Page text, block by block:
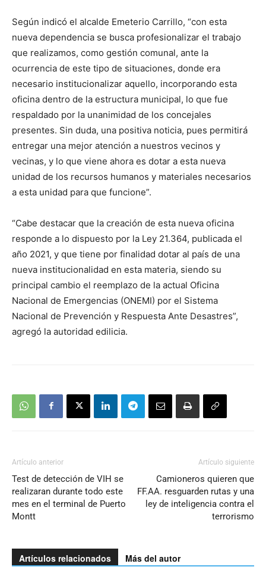
Según indicó el alcalde Emeterio Carrillo, “con esta
nueva dependencia se busca profesionalizar el trabajo
que realizamos, como gestión comunal, ante la
ocurrencia de este tipo de situaciones, donde era
necesario institucionalizar aquello, incorporando esta
oficina dentro de la estructura municipal, lo que fue
respaldado por la unanimidad de los concejales
presentes. Sin duda, una positiva noticia, pues permitirá
entregar una mejor atención a nuestros vecinos y
vecinas, y lo que viene ahora es dotar a esta nueva
unidad de los recursos humanos y materiales necesarios
a esta unidad para que funcione”.
“Cabe destacar que la creación de esta nueva oficina
responde a lo dispuesto por la Ley 21.364, publicada el
año 2021, y que tiene por finalidad dotar al país de una
nueva institucionalidad en esta materia, siendo su
principal cambio el reemplazo de la actual Oficina
Nacional de Emergencias (ONEMI) por el Sistema
Nacional de Prevención y Respuesta Ante Desastres”,
agregó la autoridad edilicia.
Artículo anterior
Test de detección de VIH se
realizaran durante todo este
mes en el terminal de Puerto
Montt
Artículo siguiente
Camioneros quieren que
FF.AA. resguarden rutas y una
ley de inteligencia contra el
terrorismo
Artículos relacionados Más del autor